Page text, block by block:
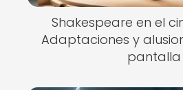
Shakespeare en el
Adaptaciones y
pantalla